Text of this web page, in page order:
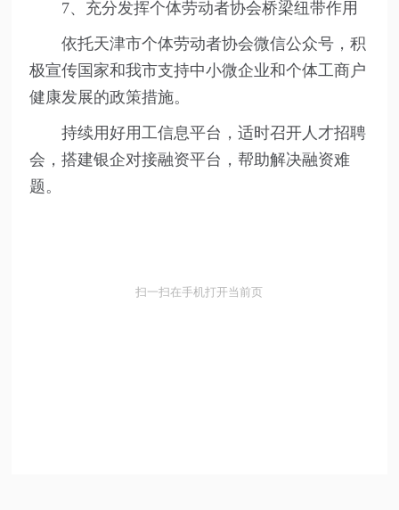
7、充分发挥个体劳动者协会桥梁纽带作用
依托天津市个体劳动者协会微信公众号，积
极宣传国家和我市支持中小微企业和个体工商户
健康发展的政策措施。
持续用好用工信息平台，适时召开人才招聘
会，搭建银企对接融资平台，帮助解决融资难
题。
扫一扫在手机打开当前页